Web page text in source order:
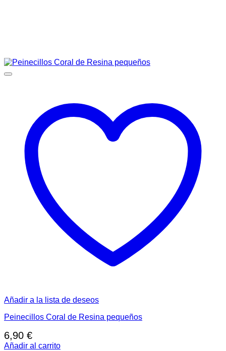
Añadir a la lista de deseos
Peinecillos Coral de Resina pequeños
6,90 €
Añadir al carrito